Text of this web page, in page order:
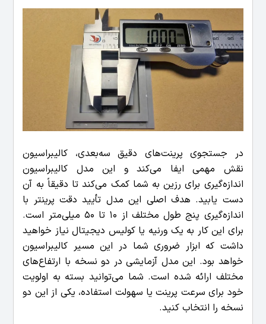
در جستجوی پرینت‌های دقیق سه‌بعدی، کالیبراسیون
نقش مهمی ایفا می‌کند و این مدل کالیبراسیون
اندازه‌گیری برای رزین به شما کمک می‌کند تا دقیقاً به آن
دست یابید. هدف اصلی این مدل تأیید دقت پرینتر با
اندازه‌گیری پنج طول مختلف از 10 تا 50 میلی‌متر است.
برای این کار به یک ورنیه یا کولیس دیجیتال نیاز خواهید
داشت که ابزار ضروری شما در این مسیر کالیبراسیون
خواهد بود. این مدل آزمایشی در دو نسخه با ارتفاع‌های
مختلف ارائه شده است. شما می‌توانید بسته به اولویت
خود برای سرعت پرینت یا سهولت استفاده، یکی از این دو
نسخه را انتخاب کنید.